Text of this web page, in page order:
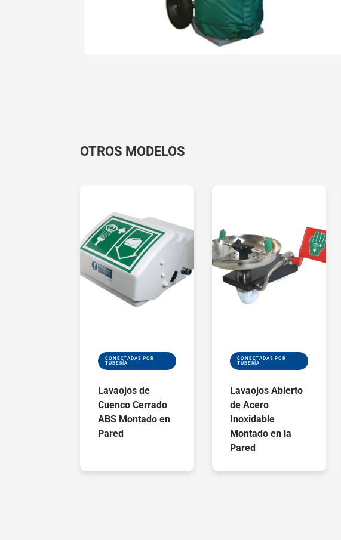
OTROS MODELOS
CONECTADAS POR
TUBERÍA
Lavaojos de
Cuenco Cerrado
ABS Montado en
Pared
CONECTADAS POR
TUBERÍA
Lavaojos Abierto
de Acero
Inoxidable
Montado en la
Pared